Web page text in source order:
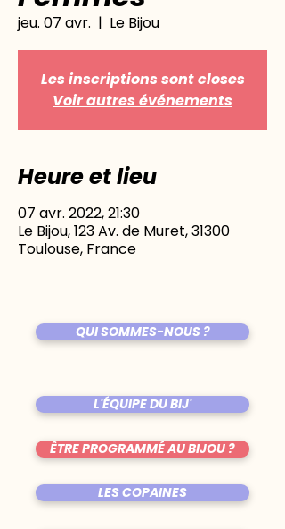
jeu. 07 avr.
  |
Le Bijou
Les inscriptions sont closes
Voir autres événements
Heure et lieu
07 avr. 2022, 21:30
Le Bijou, 123 Av. de Muret, 31300
Toulouse, France
QUI SOMMES-NOUS ?
L'ÉQUIPE DU BIJ'
ÊTRE PROGRAMMÉ AU BIJOU ?
LES COPAINES